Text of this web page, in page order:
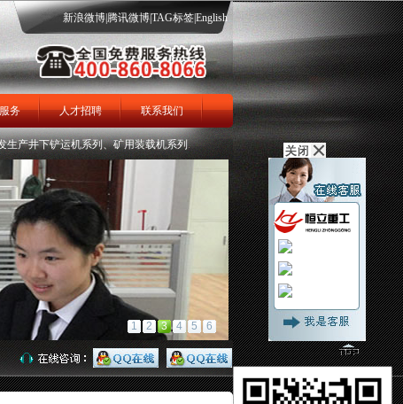
新浪微博| 腾讯微博|TAG标签|English
务 人才招聘 联系我们
渣机 履带扒渣机 在线留言
井下铲运机系列、矿用装载机系列、轮胎式、大坡度履带式矿用扒渣机系列、全液
1 2 3 4 5 6